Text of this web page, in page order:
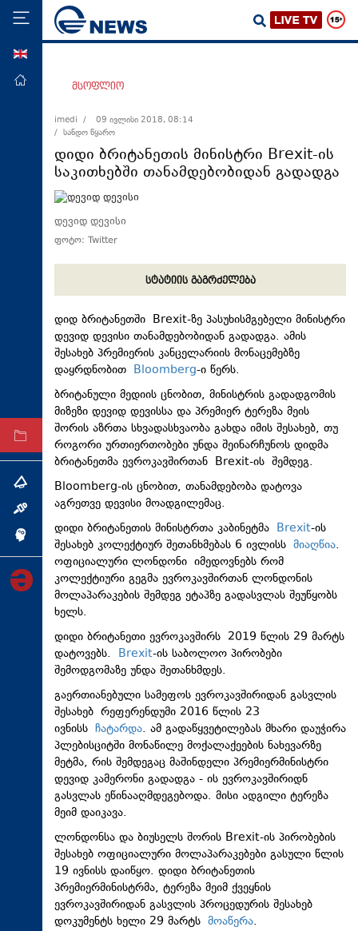
მთავარი
ეკონომიკა
მსოფლიო
სამართალი
თავდაცვა
კულტურა
ტექნოლოგიები
ტაბლოიდი
თემა
ინტერვიუ
ინქვიზიცია
მსოფლიო
imedi /
09 ივლისი 2018, 08:14
/ სანდო წყარო
დიდი ბრიტანეთის მინისტრი Brexit-ის
საკითხებში თანამდებობიდან გადადგა
დევიდ დევისი
ფოტო: Twitter
სტატიის გაგრძელება
დიდ ბრიტანეთში Brexit-ზე პასუხისმგებელი მინისტრი
დევიდ დევისი თანამდებობიდან გადადგა. ამის
შესახებ პრემიერის კანცელარიის მონაცემებზე
დაყრდნობით Bloomberg-ი წერს.
ბრიტანული მედიის ცნობით, მინისტრის გადადგომის
მიზეზი დევიდ დევისსა და პრემიერ ტერეზა მეის
შორის აზრთა სხვადასხვაობა გახდა იმის შესახებ, თუ
როგორი ურთიერთობები უნდა შეინარჩუნოს დიდმა
ბრიტანეთმა ევროკავშირთან Brexit-ის შემდეგ.
Bloomberg-ის ცნობით, თანამდებობა დატოვა
აგრეთვე დევისი მოადგილემაც.
დიდი ბრიტანეთის მინისტრთა კაბინეტმა Brexit-ის
შესახებ კოლექტიურ შეთანხმებას 6 ივლისს მიაღწია.
ოფიციალური ლონდონი იმედოვნებს რომ
კოლექტიური გეგმა ევროკავშირთან ლონდონის
მოლაპარაკების შემდეგ ეტაპზე გადასვლას შეუწყობს
ხელს.
დიდი ბრიტანეთი ევროკავშირს 2019 წლის 29 მარტს
დატოვებს. Brexit-ის საბოლოო პირობები
შემოდგომაზე უნდა შეთანხმდეს.
გაერთიანებული სამეფოს ევროკავშირიდან გასვლის
შესახებ რეფერენდუმი 2016 წლის 23
ივნისს ჩატარდა. ამ გადაწყვეტილებას მხარი დაუჭირა
პლებისციტში მონაწილე მოქალაქეების ნახევარზე
მეტმა, რის შემდეგაც მაშინდელი პრემიერმინისტრი
დევიდ კამერონი გადადგა - ის ევროკავშირიდნ
გასვლას ეწინააღმდეგებოდა. მისი ადგილი ტერეზა
მეიმ დაიკავა.
ლონდონსა და ბიუსელს შორის Brexit-ის პირობების
შესახებ ოფიციალური მოლაპარაკებები გასული წლის
19 ივნისს დაიწყო. დიდი ბრიტანეთის
პრემიერმინისტრმა, ტერეზა მეიმ ქვეყნის
ევროკავშირიდან გასვლის პროცედურის შესახებ
დოკუმენტს ხელი 29 მარტს მოაწერა.